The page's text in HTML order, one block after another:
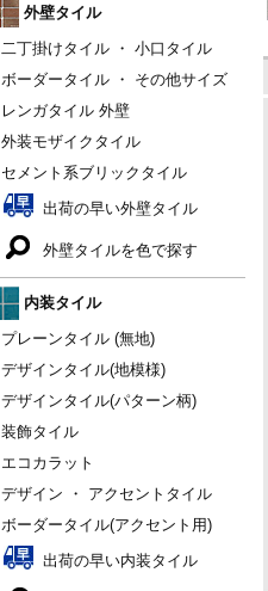
外壁タイル
二丁掛けタイル ・ 小口タイル
ボーダータイル ・ その他サイズ
レンガタイル 外壁
外装モザイクタイル
セメント系ブリックタイル
出荷の早い外壁タイル
外壁タイルを色で探す
内装タイル
プレーンタイル (無地)
デザインタイル(地模様)
デザインタイル(パターン柄)
装飾タイル
エコカラット
デザイン ・ アクセントタイル
ボーダータイル(アクセント用)
出荷の早い内装タイル